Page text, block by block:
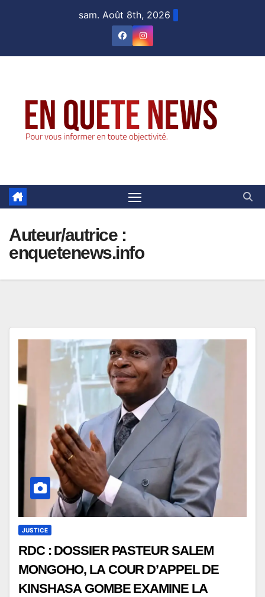
sam. Août 8th, 2026
Auteur/autrice :
enquetenews.info
JUSTICE
RDC : DOSSIER PASTEUR SALEM
MONGOHO, LA COUR D’APPEL DE
KINSHASA GOMBE EXAMINE LA